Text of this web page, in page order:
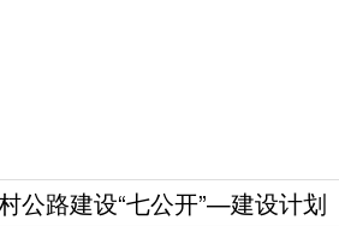
公路建设“七公开”—建设计划